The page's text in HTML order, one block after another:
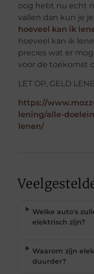
oog hebt nu echt
vallen dan kun je
hoeveel kan ik
hoeveel kan ik
precies wat er
voor de toekomst
LET OP, GELD
https://
lening/alle-
lenen/
Welke auto's
elektrisch zijn?
Waarom zijn
duurder?